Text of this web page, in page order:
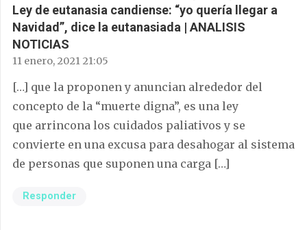
Ley de eutanasia candiense: “yo quería llegar a
Navidad”, dice la eutanasiada | ANALISIS
NOTICIAS
11 enero, 2021 21:05
[…] que la proponen y anuncian alrededor del
concepto de la “muerte digna”, es una ley
que arrincona los cuidados paliativos y se
convierte en una excusa para desahogar al sistema
de personas que suponen una carga […]
Responder